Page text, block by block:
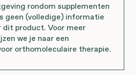
rondom supplementen
geen (volledige) informatie
dit product. Voor meer
we je naar een
orthomoleculaire therapie.